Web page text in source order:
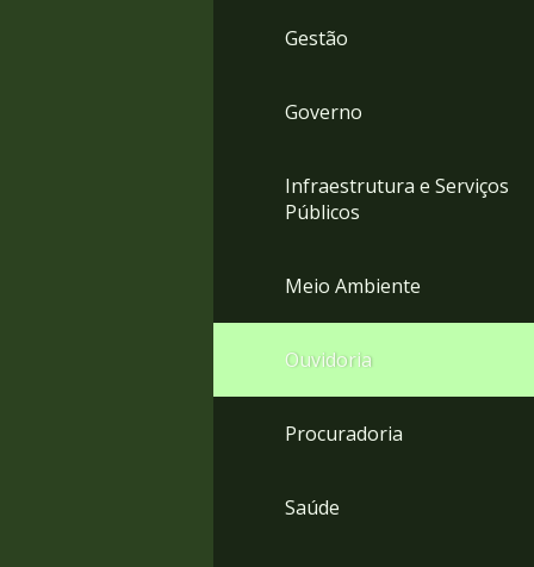
Gestão
Governo
Infraestrutura e Serviços
Públicos
Meio Ambiente
Ouvidoria
Procuradoria
Saúde